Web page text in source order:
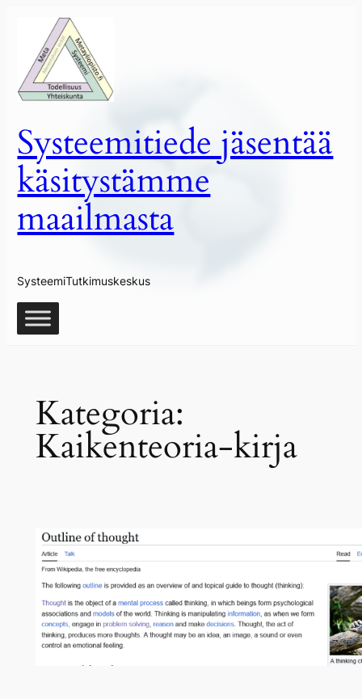
sisältöön
Systeemitiede jäsentää
käsitystämme
maailmasta
SysteemiTutkimuskeskus
Kategoria:
Kaikenteoria-kirja